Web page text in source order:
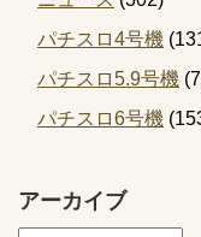
パチスロ4号機
パチスロ5.9号機
パチスロ6号機
アーカイブ